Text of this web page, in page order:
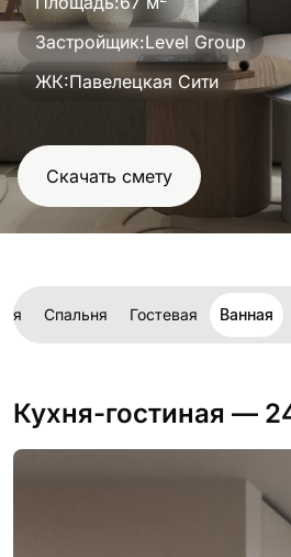
Застройщик:Level Group
ЖК:Павелецкая Сити
Скачать смету
Спальня Гостевая Ванная
Кухня-гостиная —